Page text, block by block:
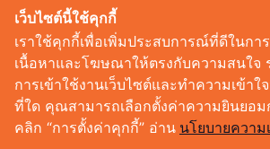
Corp Innov
Saucy Thoughts
Sustainable
Videos
Podcast
เว็บไซต์นี้ใช้คุกกี้
เราใช้คุกกี้เพื่อเพิ่มประสบการณ์ที่ดีในกา
เนื้อหาและโฆษณาให้ตรงกับความสนใจ
การเข้าใช้งานเว็บไซต์และทำความเข้าใ
ที่ใด คุณสามารถเลือกตั้งค่าความยินยอม
คลิก “การตั้งค่าคุกกี้” อ่าน นโยบายความ